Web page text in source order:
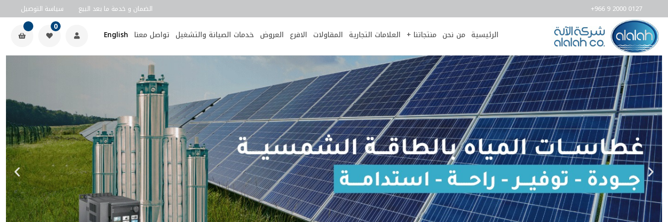
+966 9 2000 0127 الضمان و خدمة ما بعد البيع سياسة التوصيل
الرئيسية من نحن منتجاتنا + العلامات التجارية المقاولات الافرع العروض خدمات الصيانة والتشغيل تواصل معنا English
0